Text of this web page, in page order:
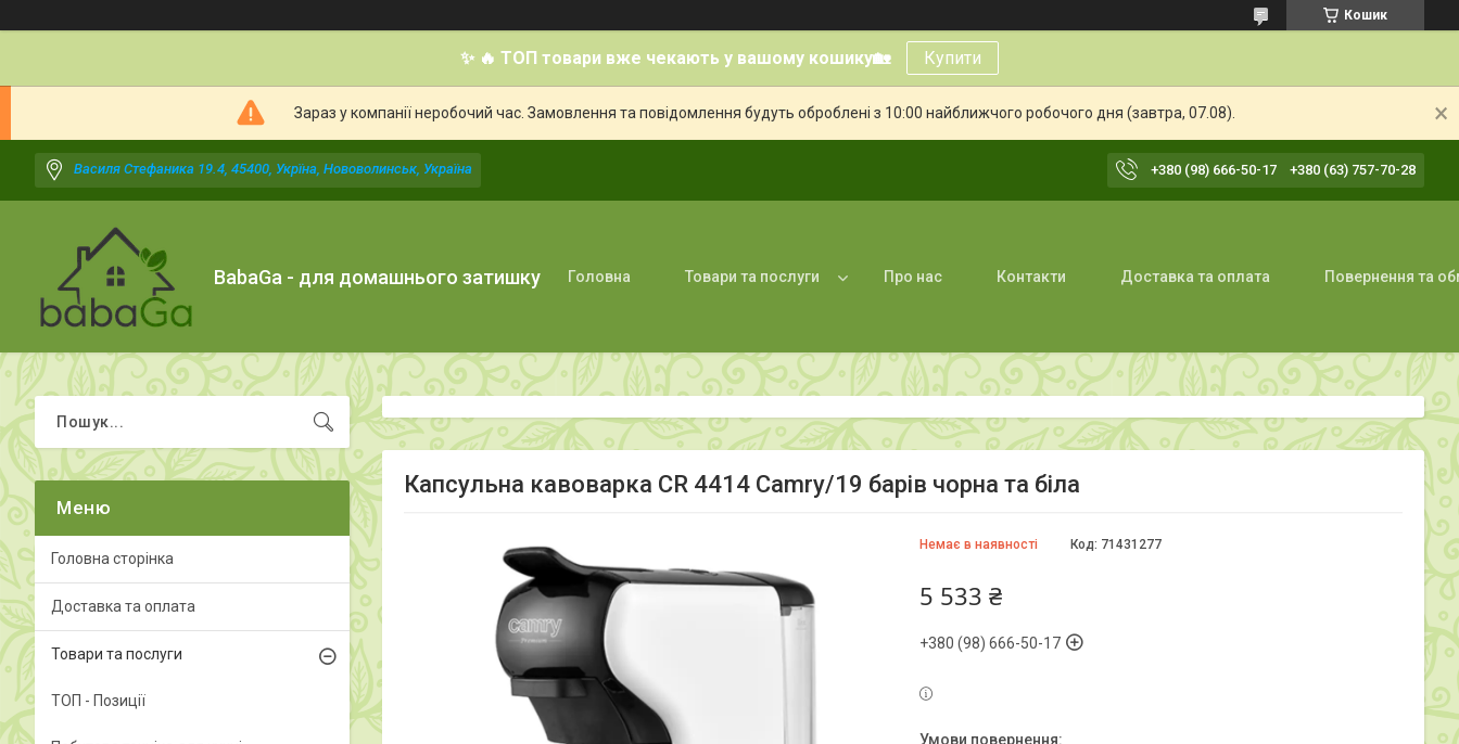
Кошик
✨ 🔥 ТОП товари вже чекають у вашому кошику🏡 Купити
Зараз у компанії неробочий час. Замовлення та повідомлення будуть оброблені з 10:00 найближчого робочого дня (завтра, 07.08).
Василя Стефаника 19.4, 45400, Укрїна, Нововолинськ, Україна +380 (98) 666-50-17 +380 (63) 757-70-28
BabaGa - для домашнього затишку Головна Товари та послуги Про нас Контакти Доставка та оплата Повернення та
Капсульна кавоварка CR 4414 Camry/19 барів чорна та біла
Немає в наявності Код: 71431277
5 533 ₴
+380 (98) 666-50-17
Головна сторінка
Доставка та оплата
Товари та послуги
ТОП - Позиції